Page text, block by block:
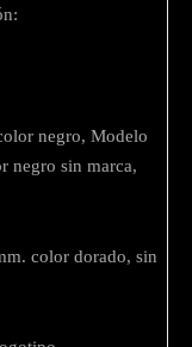
negro, Modelo
negro sin marca,
color dorado, sin